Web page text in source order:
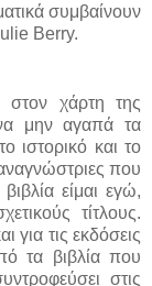
συμβαίνουν
Berry.
στον χάρτη της
να μην αγαπά τα
ιστορικό και το
που
είμαι εγώ,
τίτλους.
για τις εκδόσεις
τα βιβλία που
στις